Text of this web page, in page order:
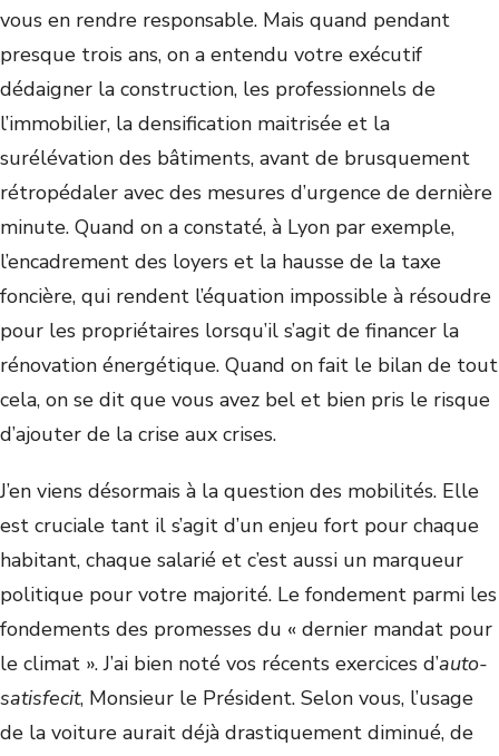
vous en rendre responsable. Mais quand pendant
presque trois ans, on a entendu votre exécutif
dédaigner la construction, les professionnels de
l’immobilier, la densification maitrisée et la
surélévation des bâtiments, avant de brusquement
rétropédaler avec des mesures d’urgence de dernière
minute. Quand on a constaté, à Lyon par exemple,
l’encadrement des loyers et la hausse de la taxe
foncière, qui rendent l’équation impossible à résoudre
pour les propriétaires lorsqu’il s’agit de financer la
rénovation énergétique. Quand on fait le bilan de tout
cela, on se dit que vous avez bel et bien pris le risque
d’ajouter de la crise aux crises.
J’en viens désormais à la question des mobilités. Elle
est cruciale tant il s’agit d’un enjeu fort pour chaque
habitant, chaque salarié et c’est aussi un marqueur
politique pour votre majorité. Le fondement parmi les
fondements des promesses du « dernier mandat pour
le climat ». J’ai bien noté vos récents exercices d’auto-
satisfecit, Monsieur le Président. Selon vous, l’usage
de la voiture aurait déjà drastiquement diminué, de